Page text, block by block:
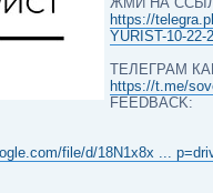
https://
YURIST-10-22-2
ТЕЛЕГРАМ
https://t.me/
FEEDBACK:
file/d/18N1x8x ...